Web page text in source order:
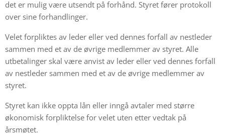
det er mulig være utsendt på forhånd. Styret fører protokoll
over sine forhandlinger.
Velet forpliktes av leder eller ved dennes forfall av nestleder
sammen med et av de øvrige medlemmer av styret. Alle
utbetalinger skal være anvist av leder eller ved dennes forfall
av nestleder sammen med et av de øvrige medlemmer av
styret.
Styret kan ikke oppta lån eller inngå avtaler med større
økonomisk forpliktelse for velet uten etter vedtak på
årsmøtet.